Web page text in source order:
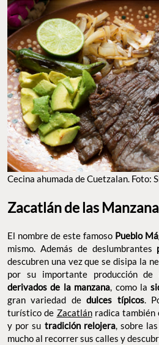
Cecina ahumada de Cuetzalan. Foto:
Zacatlán de las
El nombre de este famoso Pueblo
mismo. Además de deslumbrantes
descubren una vez que se disipa la
por su importante producción de
derivados de la manzana, como la
gran variedad dedulces típicos.
turístico de Zacatlánradica también
y por su tradición relojera, sobre
mucho al recorrer sus calles y